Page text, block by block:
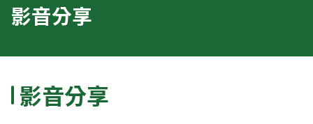
影音分享
影音分享